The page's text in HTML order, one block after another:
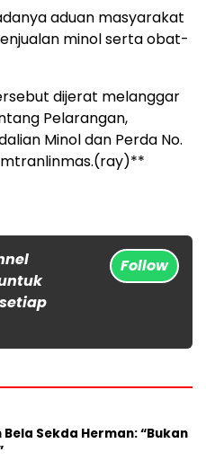
aduan masyarakat
minol serta obat-
dijerat melanggar
Pelarangan,
Minol dan Perda No.
Follow
Sekda Herman: “Bukan